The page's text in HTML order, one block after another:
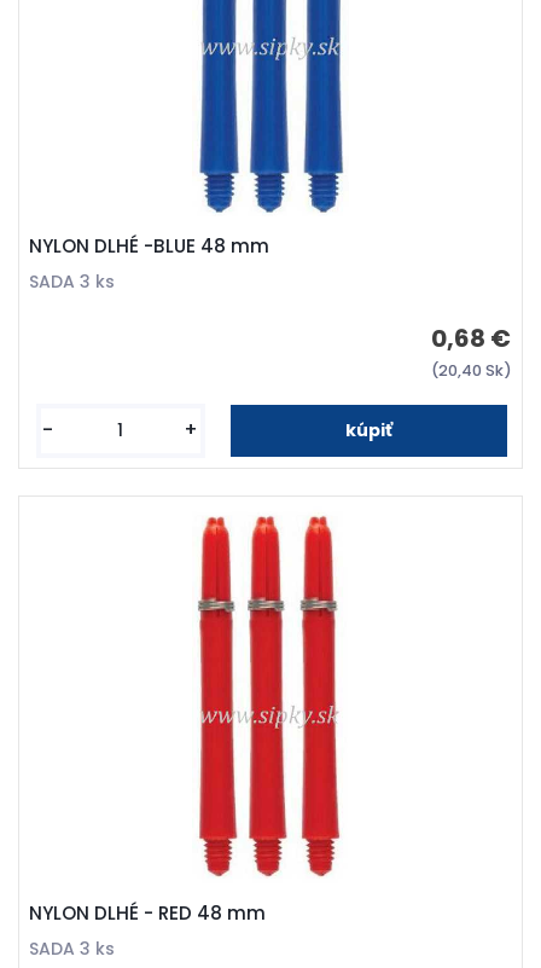
NYLON DLHÉ -BLUE 48 mm
SADA 3 ks
0,68 €
(20,40 Sk)
- +
NYLON DLHÉ - RED 48 mm
SADA 3 ks